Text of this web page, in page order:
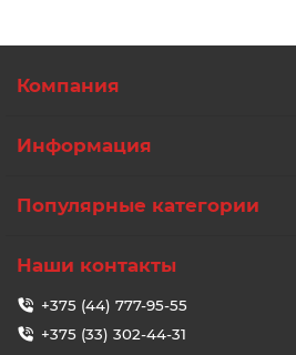
Компания
Информация
Популярные категории
Наши контакты
+375 (44) 777-95-55
+375 (33) 302-44-31